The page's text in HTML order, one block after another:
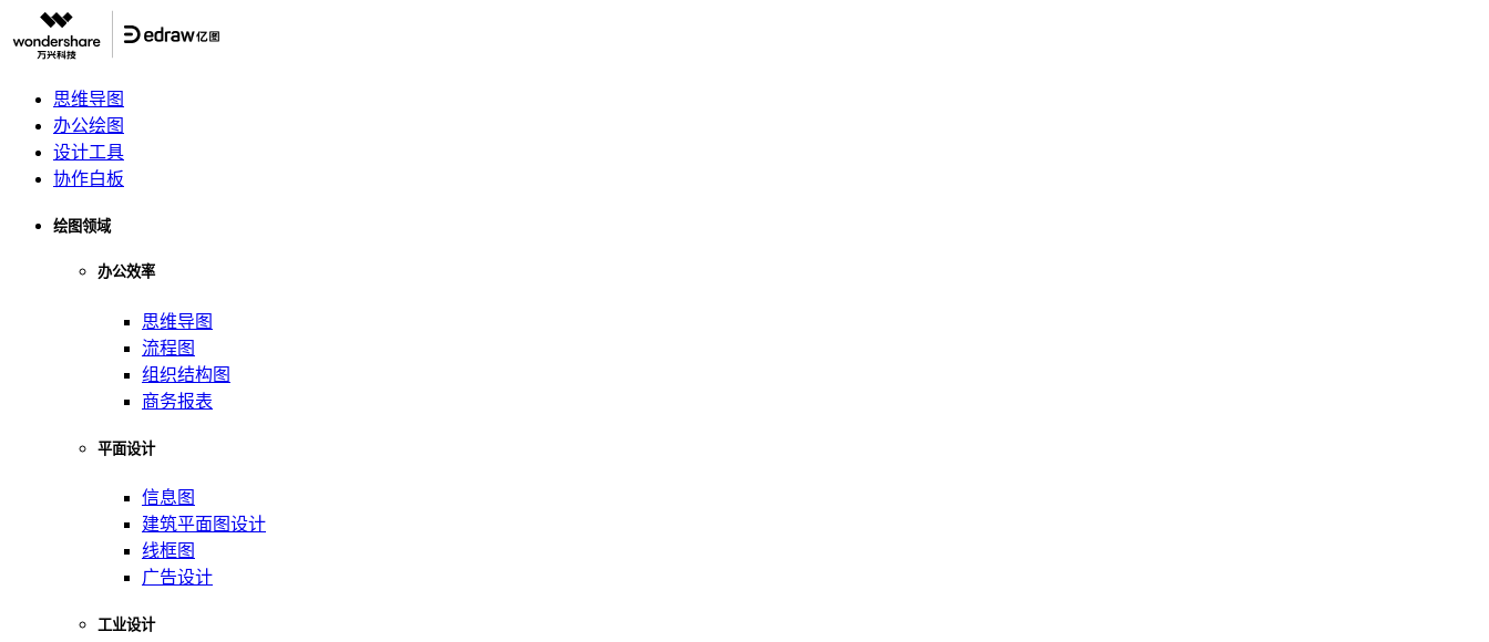
思维导图
办公绘图
设计工具
协作白板
绘图领域
办公效率
思维导图
流程图
组织结构图
商务报表
平面设计
信息图
建筑平面图设计
线框图
广告设计
工业设计